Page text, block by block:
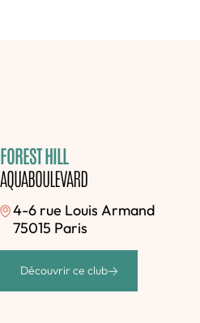
FOREST HILL
AQUABOULEVARD
4-6 rue Louis Armand
75015 Paris
Découvrir ce club